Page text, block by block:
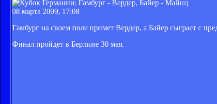
08 марта 2009, 17:08
Гамбург на своем поле примет Вердер, а Байер сыграет с
Финал пройдет в Берлине 30 мая.